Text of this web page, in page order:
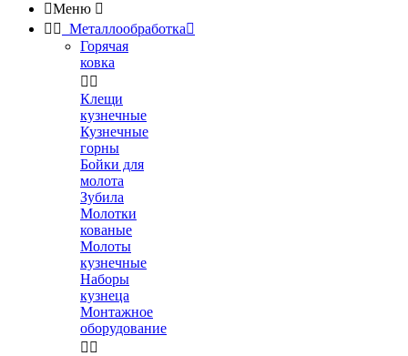
Меню 
  Металлообработка
Горячая
ковка
 
Клещи
кузнечные
Кузнечные
горны
Бойки для
молота
Зубила
Молотки
кованые
Молоты
кузнечные
Наборы
кузнеца
Монтажное
оборудование
 